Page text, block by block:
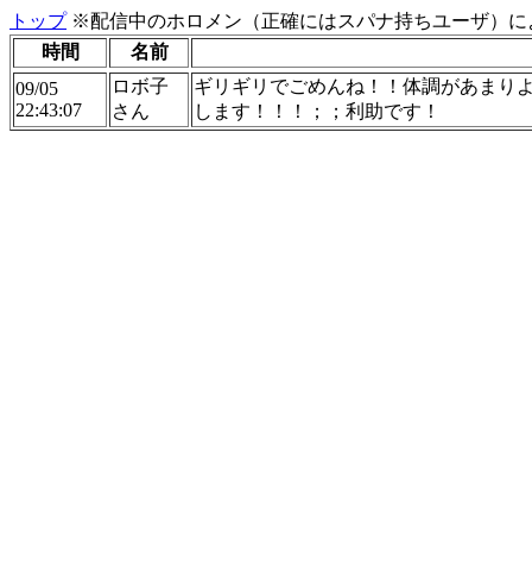
トップ※配信中のホロメン（正確にはスパナ持ちユーザ）
時間
名前
09/05
22:43:07
ロボ子
さん
ギリギリでごめんね！！体調があまり
します！！！；；利助です！